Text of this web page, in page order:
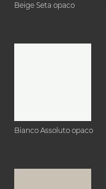
Beige Seta opaco
Bianco Assoluto opaco